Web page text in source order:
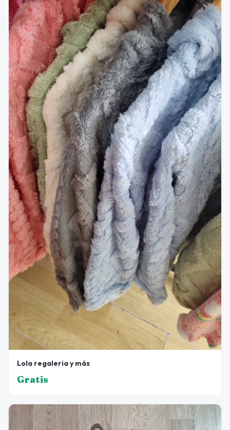
Lola regaleria y más
Gratis